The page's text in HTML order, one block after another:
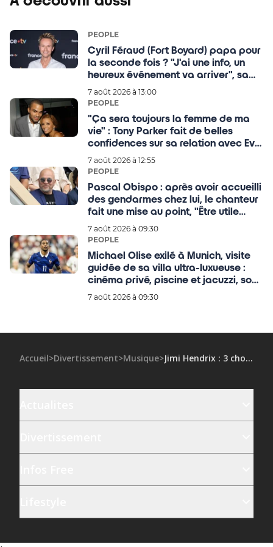
PEOPLE
Cyril Féraud (Fort Boyard) papa pour
la seconde fois ? "J'ai une info, un
heureux événement va arriver", sa
réponse sans langue de bois
7 août 2026 à 13:00
PEOPLE
"Ça sera toujours la femme de ma
vie" : Tony Parker fait de belles
confidences sur sa relation avec Eva
Longoria, 15 ans après leur divorce !
7 août 2026 à 12:55
PEOPLE
Pascal Obispo : après avoir accueilli
des gendarmes chez lui, le chanteur
fait une mise au point, "Être utile
durant la catastrophe"
7 août 2026 à 09:30
PEOPLE
Michael Olise exilé à Munich, visite
guidée de sa villa ultra-luxueuse :
cinéma privé, piscine et jacuzzi, son
incroyable refuge dévoilé
7 août 2026 à 09:30
Accueil>Divertissement>Musique> Jimi Hendrix : 3 choses à savoir sur la légende du rock'n'roll